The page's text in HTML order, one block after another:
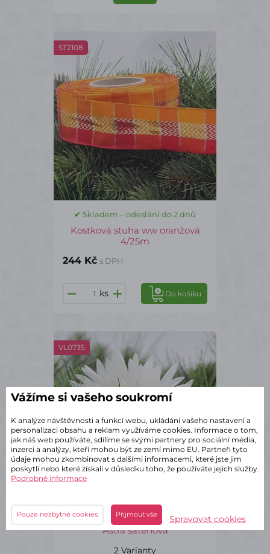
ST2108
✔ Skladem – odeslání do 2 dnů
Kostková stuha ww oranžová
4/25m
244 Kč s DPH
ks Do košíku
VL0735
✔ Skladem – odeslání do 2 dnů
Astra saténová
2 Varianty
Vážíme si vašeho soukromí
K analýze návštěvnosti a funkcí webu, ukládání vašeho nastavení a
personalizaci obsahu a reklam využíváme cookies. Informace o tom,
jak náš web používáte, sdílíme se svými partnery pro sociální média,
inzerci a analýzy, kteří mohou být ze zemí mimo EU. Partneři tyto
údaje mohou zkombinovat s dalšími informacemi, které jste jim
poskytli nebo které získali v důsledku toho, že používáte jejich služby.
Podrobné informace
Pouze nezbytné cookies Přijmout vše Spravovat cookies